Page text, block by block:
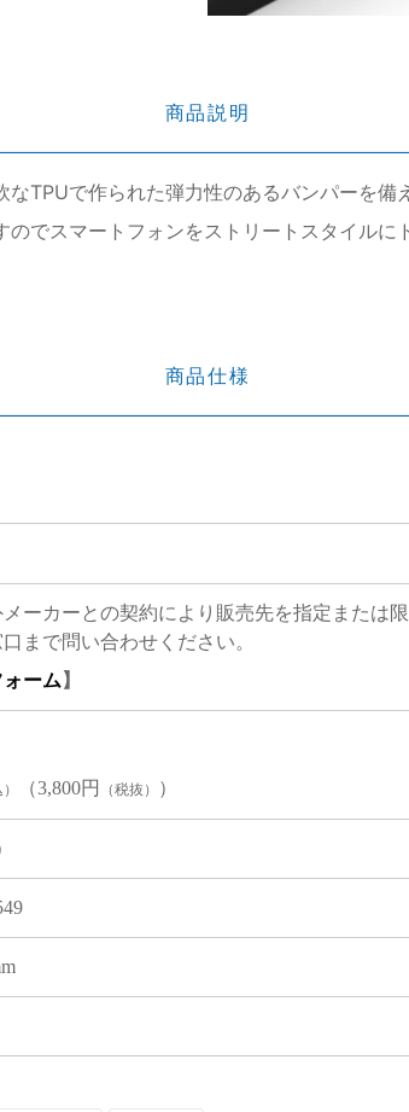
商品説明
TPUで作られた弾力性のあるバンパーを備
でスマートフォンをストリートスタイルに
商品仕様
ーカーとの契約により販売先を指定または
まで問い合わせください。
ーム 】
（3,800円 （税抜） ）